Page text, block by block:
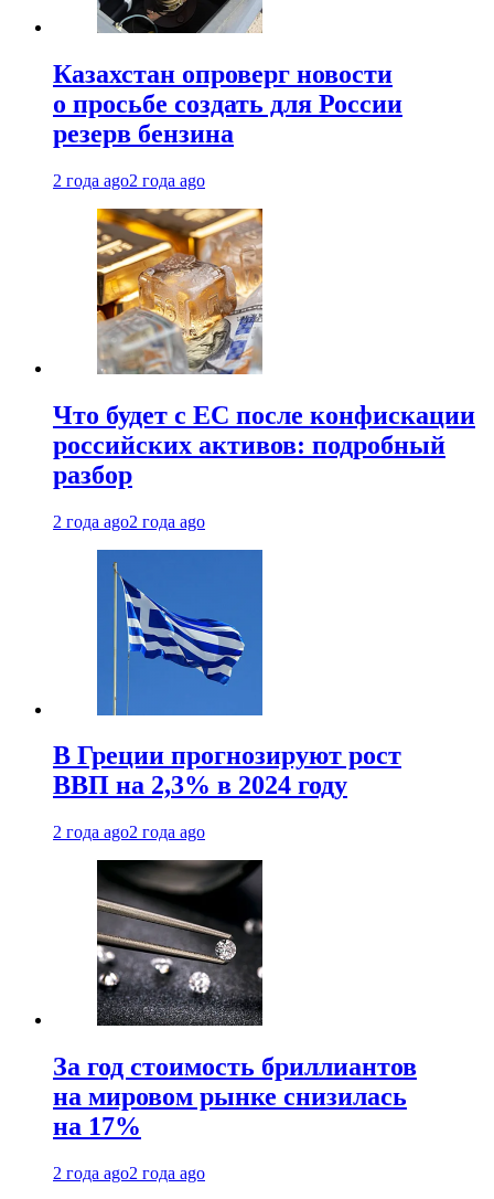
Казахстан опроверг новости
о просьбе создать для России
резерв бензина
2 года ago2 года ago
Что будет с ЕС после конфискации
российских активов: подробный
разбор
2 года ago2 года ago
В Греции прогнозируют рост
ВВП на 2,3% в 2024 году
2 года ago2 года ago
За год стоимость бриллиантов
на мировом рынке снизилась
на 17%
2 года ago2 года ago